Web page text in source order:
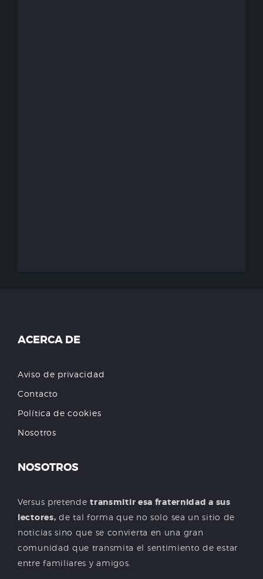
ACERCA DE
Aviso de privacidad
Contacto
Política de cookies
Nosotros
NOSOTROS
Versus pretendetransmitir esa fraternidad a sus
lectores, de tal forma que no solo sea un sitio de
noticias sino que se convierta en una gran
comunidad que transmita el sentimiento de estar
entre familiares y amigos.